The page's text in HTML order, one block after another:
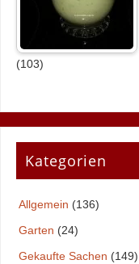
(103)
Kategorien
Allgemein (136)
Garten (24)
Gekaufte Sachen (149)